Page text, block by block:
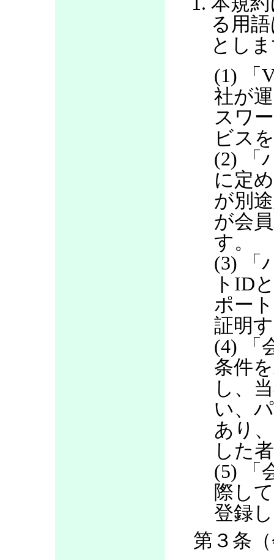
る用
とし
(1) 「
社が
スワ
ビス
(2) 「
に定
が別
が会
す。
(3) 「
トID
ポー
証明
(4) 「
条件
し、
い、
あり
した
(5) 「
際し
登録
第３条